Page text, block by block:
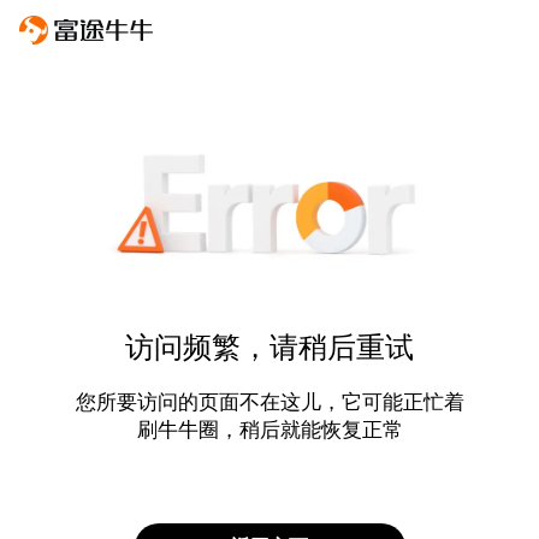
访问频繁，请稍后重试
您所要访问的页面不在这儿，它可能正忙着
刷牛牛圈，稍后就能恢复正常